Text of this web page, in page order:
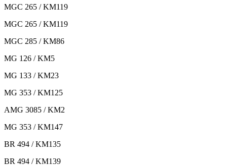
MGC 265 / KM119
MGC 265 / KM119
MGC 285 / KM86
MG 126 / KM5
MG 133 / KM23
MG 353 / KM125
AMG 3085 / KM2
MG 353 / KM147
BR 494 / KM135
BR 494 / KM139